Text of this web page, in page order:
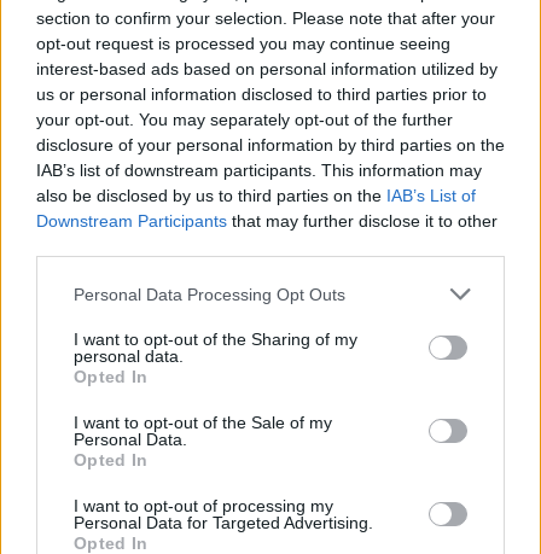
section to confirm your selection. Please note that after your
opt-out request is processed you may continue seeing
interest-based ads based on personal information utilized by
us or personal information disclosed to third parties prior to
your opt-out. You may separately opt-out of the further
disclosure of your personal information by third parties on the
IAB’s list of downstream participants. This information may
also be disclosed by us to third parties on the IAB’s List of
Downstream Participants that may further disclose it to other
Personal Data Processing Opt Outs
I want to opt-out of the Sharing of my
personal data.
Opted In
I want to opt-out of the Sale of my
Personal Data.
Opted In
I want to opt-out of processing my
Personal Data for Targeted Advertising.
Opted In
TAGS Danemarca Pfizer românia vacciin anti-Covid
Patru companii municipale
înființate de Firea au fost
9.000 – 13.000 de lei pe lună
Șoșoacă, prin ieșirile ei
Orban: „Acest personaj
sinistru nu înțelege unde se